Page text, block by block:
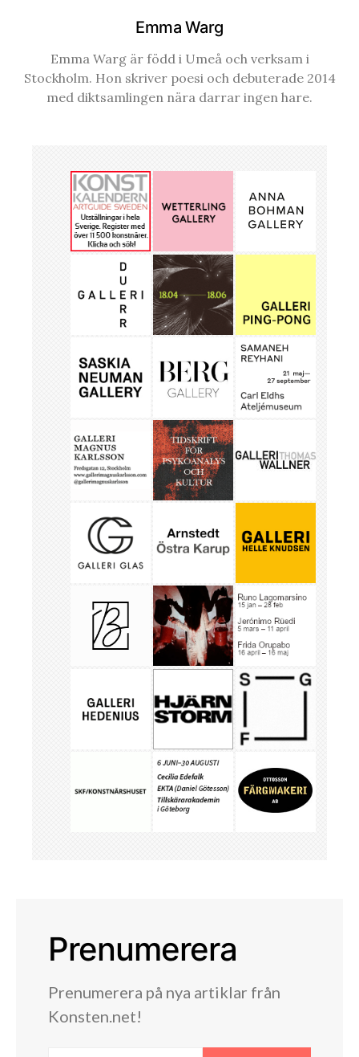
Emma Warg
Emma Warg är född i Umeå och verksam i
Stockholm. Hon skriver poesi och debuterade 2014
med diktsamlingen nära darrar ingen hare.
Prenumerera
Prenumerera på nya artiklar från
Konsten.net!